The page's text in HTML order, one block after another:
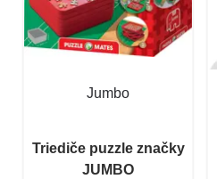
Jumbo
Triediče puzzle značky
JUMBO